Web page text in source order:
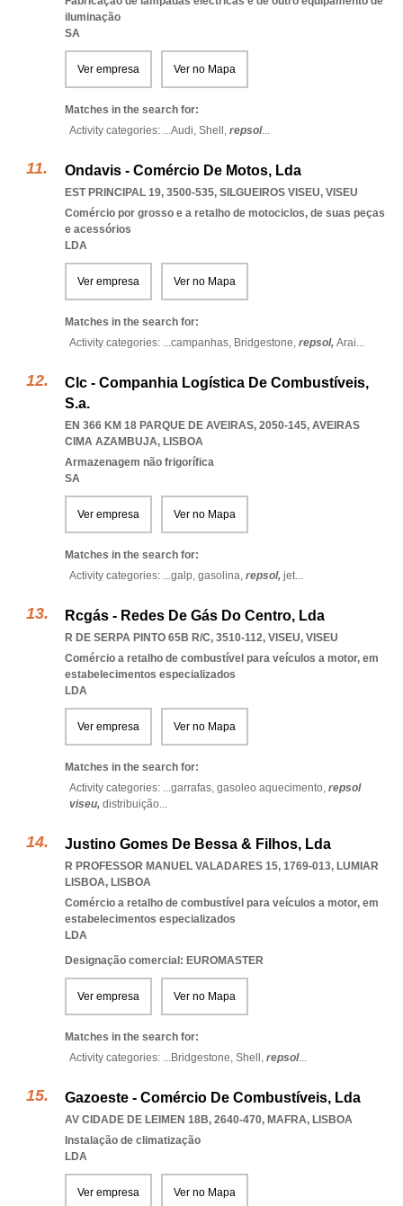
iluminação
SA
Ver empresa Ver no Mapa
Matches in the search for:
Activity categories: ...Audi, Shell, repsol...
Ondavis - Comércio De Motos, Lda
EST PRINCIPAL 19, 3500-535, SILGUEIROS VISEU, VISEU
Comércio por grosso e a retalho de motociclos, de suas peças
e acessórios
LDA
Ver empresa Ver no Mapa
Matches in the search for:
Activity categories: ...campanhas, Bridgestone, repsol, Arai...
Clc - Companhia Logística De Combustíveis,
S.a.
EN 366 KM 18 PARQUE DE AVEIRAS, 2050-145, AVEIRAS
CIMA AZAMBUJA, LISBOA
Armazenagem não frigorífica
SA
Ver empresa Ver no Mapa
Matches in the search for:
Activity categories: ...galp, gasolina, repsol, jet...
Rcgás - Redes De Gás Do Centro, Lda
R DE SERPA PINTO 65B R/C, 3510-112, VISEU, VISEU
Comércio a retalho de combustível para veículos a motor, em
estabelecimentos especializados
LDA
Ver empresa Ver no Mapa
Matches in the search for:
Activity categories: ...garrafas, gasoleo aquecimento, repsol
viseu, distribuição...
Justino Gomes De Bessa & Filhos, Lda
R PROFESSOR MANUEL VALADARES 15, 1769-013, LUMIAR
LISBOA, LISBOA
Comércio a retalho de combustível para veículos a motor, em
estabelecimentos especializados
LDA
Designação comercial: EUROMASTER
Ver empresa Ver no Mapa
Matches in the search for:
Activity categories: ...Bridgestone, Shell, repsol...
Gazoeste - Comércio De Combustíveis, Lda
AV CIDADE DE LEIMEN 18B, 2640-470, MAFRA, LISBOA
Instalação de climatização
LDA
Ver empresa Ver no Mapa